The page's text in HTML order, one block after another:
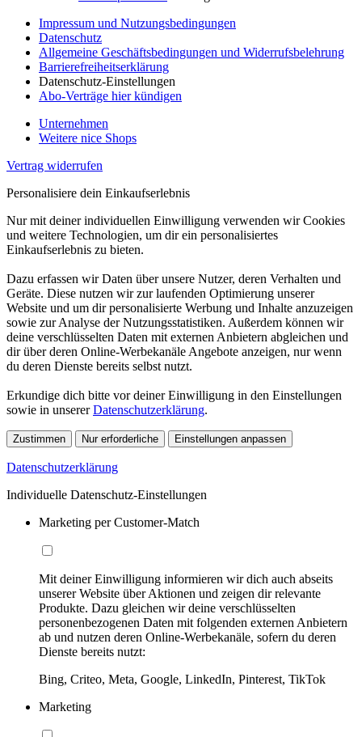
Impressum und Nutzungsbedingungen
Datenschutz
Allgemeine Geschäftsbedingungen und Widerrufsbelehrung
Barrierefreiheitserklärung
Datenschutz-Einstellungen
Abo-Verträge hier kündigen
Unternehmen
Weitere nice Shops
Vertrag widerrufen
Personalisiere dein Einkaufserlebnis
Nur mit deiner individuellen Einwilligung verwenden wir Cookies
und weitere Technologien, um dir ein personalisiertes
Einkaufserlebnis zu bieten.
Dazu erfassen wir Daten über unsere Nutzer, deren Verhalten und
Geräte. Diese nutzen wir zur laufenden Optimierung unserer
Website und um dir personalisierte Werbung und Inhalte anzuzeigen
sowie zur Analyse der Nutzungsstatistiken. Außerdem können wir
deine verschlüsselten Daten mit externen Anbietern abgleichen und
dir über deren Online-Werbekanäle Angebote anzeigen, nur wenn
du deren Dienste bereits selbst nutzt.
Erkundige dich bitte vor deiner Einwilligung in den Einstellungen
sowie in unsererDatenschutzerklärung.
Zustimmen Nur erforderliche Einstellungen anpassen
Datenschutzerklärung
Individuelle Datenschutz-Einstellungen
Marketing per Customer-Match
Mit deiner Einwilligung informieren wir dich auch abseits
unserer Website über Aktionen und zeigen dir relevante
Produkte. Dazu gleichen wir deine verschlüsselten
personenbezogenen Daten mit folgenden externen Anbietern
ab und nutzen deren Online-Werbekanäle, sofern du deren
Dienste bereits nutzt:
Bing, Criteo, Meta, Google, LinkedIn, Pinterest, TikTok
Marketing